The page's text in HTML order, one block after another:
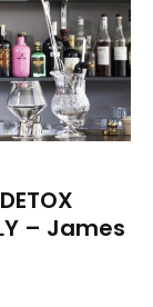
– James